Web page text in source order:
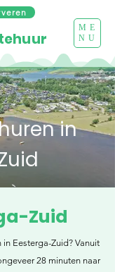
ME
NU
in
Zuid
Eesterga-Zuid? Vanuit
28 minuten naar